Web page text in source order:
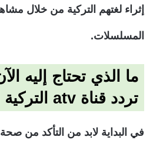
إثراء لغتهم التركية من خلال
المسلسلات.
ما الذي تحتاج إليه
تردد قناة atv التركية الجديدة 2023
في البداية لابد من التأكد من